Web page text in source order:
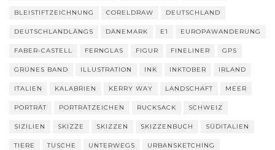
BLEISTIFTZEICHNUNG CORELDRAW DEUTSCHLAND
DEUTSCHLANDLÄNGS DÄNEMARK E1 EUROPAWANDERUNG
FABER-CASTELL FERNGLAS FIGUR FINELINER GPS
GRÜNES BAND ILLUSTRATION INK INKTOBER IRLAND
ITALIEN KALABRIEN KERRY WAY LANDSCHAFT MEER
PORTRÄT PORTRÄTZEICHEN RUCKSACK SCHWEIZ
SIZILIEN SKIZZE SKIZZEN SKIZZENBUCH SÜDITALIEN
TIERE TUSCHE UNTERWEGS URBANSKETCHING